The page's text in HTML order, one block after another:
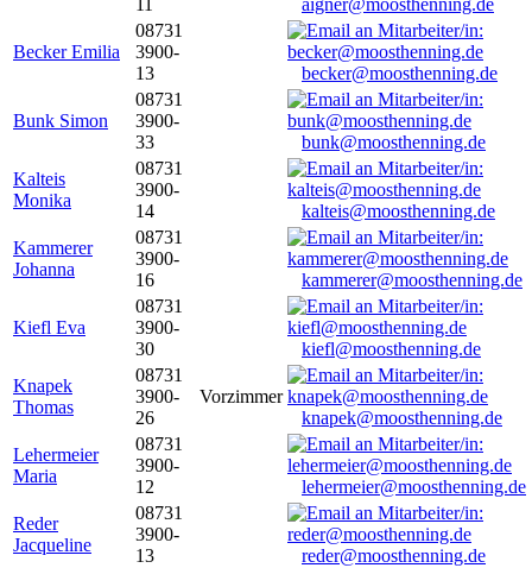
aigner@moosthenning.de
Becker Emilia
08731
3900-
13
becker@moosthenning.de
Bunk Simon
08731
3900-
33
bunk@moosthenning.de
Kalteis
Monika
08731
3900-
14
kalteis@moosthenning.de
Kammerer
Johanna
08731
3900-
16
kammerer@moosthenning.de
Kiefl Eva
08731
3900-
30
kiefl@moosthenning.de
Knapek
Thomas
08731
3900-
26
Vorzimmer
knapek@moosthenning.de
Lehermeier
Maria
08731
3900-
12
lehermeier@moosthenning.de
Reder
Jacqueline
08731
3900-
13
reder@moosthenning.de